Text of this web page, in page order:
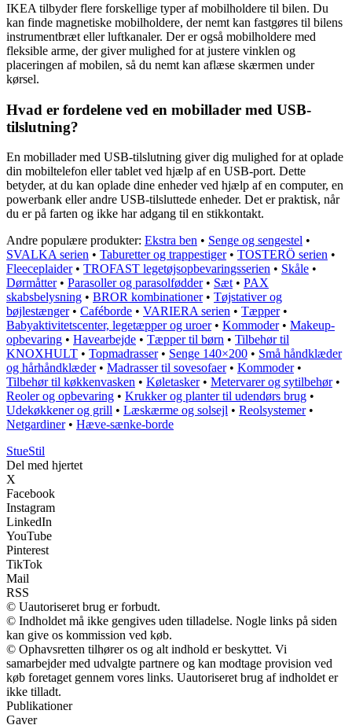
IKEA tilbyder flere forskellige typer af mobilholdere til bilen. Du
kan finde magnetiske mobilholdere, der nemt kan fastgøres til bilens
instrumentbræt eller luftkanaler. Der er også mobilholdere med
fleksible arme, der giver mulighed for at justere vinklen og
placeringen af mobilen, så du nemt kan aflæse skærmen under
kørsel.
Hvad er fordelene ved en mobillader med USB-
tilslutning?
En mobillader med USB-tilslutning giver dig mulighed for at oplade
din mobiltelefon eller tablet ved hjælp af en USB-port. Dette
betyder, at du kan oplade dine enheder ved hjælp af en computer, en
powerbank eller andre USB-tilsluttede enheder. Det er praktisk, når
du er på farten og ikke har adgang til en stikkontakt.
Andre populære produkter: Ekstra ben • Senge og sengestel •
SVALKA serien • Taburetter og trappestiger• TOSTERÖ serien •
Fleeceplaider• TROFAST legetøjsopbevaringsserien • Skåle •
Dørmåtter• Parasoller og parasolfødder• Sæt• PAX
skabsbelysning • BROR kombinationer• Tøjstativer og
bøjlestænger• Caféborde • VARIERA serien • Tæpper•
Babyaktivitetscenter, legetæpper og uroer• Kommoder• Makeup-
opbevaring • Havearbejde • Tæpper til børn • Tilbehør til
KNOXHULT • Topmadrasser• Senge 140×200 • Små håndklæder
og hårhåndklæder• Madrasser til sovesofaer• Kommoder•
Tilbehør til køkkenvasken • Køletasker• Metervarer og sytilbehør•
Reoler og opbevaring • Krukker og planter til udendørs brug •
Udekøkkener og grill • Læskærme og solsejl • Reolsystemer•
Netgardiner• Hæve-sænke-borde
StueStil
Del med hjertet
X
Facebook
Instagram
LinkedIn
YouTube
Pinterest
TikTok
Mail
RSS
© Uautoriseret brug er forbudt.
© Indholdet må ikke gengives uden tilladelse. Nogle links på siden
kan give os kommission ved køb.
© Ophavsretten tilhører os og alt indhold er beskyttet. Vi
samarbejder med udvalgte partnere og kan modtage provision ved
køb foretaget gennem vores links. Uautoriseret brug af indholdet er
ikke tilladt.
Publikationer
Gaver